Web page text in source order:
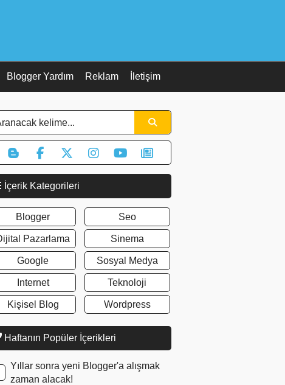
Blogger Yardım Reklam İletişim
İçerik Kategorileri
Blogger
Pazarlama
Google
Internet
Kişisel Blog
Seo
Sinema
Sosyal Medya
Teknoloji
Wordpress
Haftanın Popüler İçerikleri
Yıllar sonra yeni Blogger'a alışmak
zaman alacak!